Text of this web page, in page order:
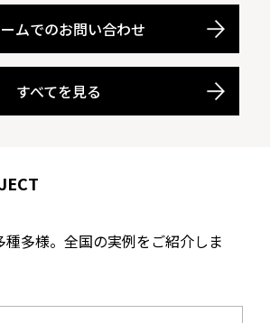
ムでのお問い合わせ
すべてを見る
多様。全国の実例をご紹介しま